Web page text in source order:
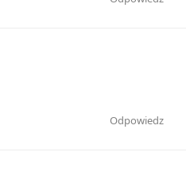
Odpowiedz